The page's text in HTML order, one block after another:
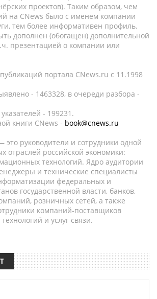
проектов). Таким образом, чем
на CNews было с именем компании
тем более информативен профиль.
дополнен (обогащен) дополнительной
презентацией о компании или
портала CNews.ru c 11.1998
- 1463328, в очереди разбора -
- 199231.
книги CNews - book@cnews.ru
это руководители и сотрудники одной
отраслей российской экономики:
технологий. Ядро аудитории
и технические специалисты
федеральных и
государственной власти, банков,
розничных сетей, а также
компаний-поставщиков
и услуг связи.